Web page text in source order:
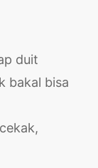
duit
bakal bisa